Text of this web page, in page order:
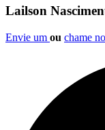
Lailson
Envie um ou chame no